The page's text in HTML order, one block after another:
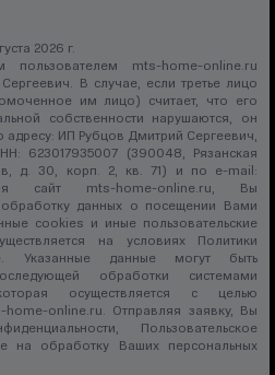
2026 г.
mts-home-online.ru
В случае, если третье лицо
им лицо) считает, что его
собственности нарушаются, он
адресу: ИП Рубцов Дмитрий Сергеевич,
623017935007 (390048, Рязанская
д. 30, корп. 2, кв. 71) и по e-mail:
сайт mts-home-online.ru, Вы
обработку данных о посещении Вами
cookies и иные пользовательские
на условиях Политики
. Указанные данные могут быть
обработки системами
осуществляется с целью
online.ru. Отправляя заявку, Вы
, Пользовательское
на обработку Ваших персональных